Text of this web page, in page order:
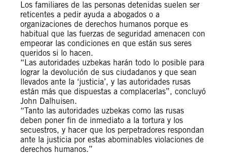
Los familiares de las personas detenidas suelen ser
reticentes a pedir ayuda a abogados o a
organizaciones de derechos humanos porque es
habitual que las fuerzas de seguridad amenacen con
empeorar las condiciones en que están sus seres
queridos si lo hacen.
“Las autoridades uzbekas harán todo lo posible para
lograr la devolución de sus ciudadanos y que sean
llevados ante la ‘justicia’, y las autoridades rusas
están más que dispuestas a complacerlas”, concluyó
John Dalhuisen.
“Tanto las autoridades uzbekas como las rusas
deben poner fin de inmediato a la tortura y los
secuestros, y hacer que los perpetradores respondan
ante la justicia por estas abominables violaciones de
derechos humanos.”